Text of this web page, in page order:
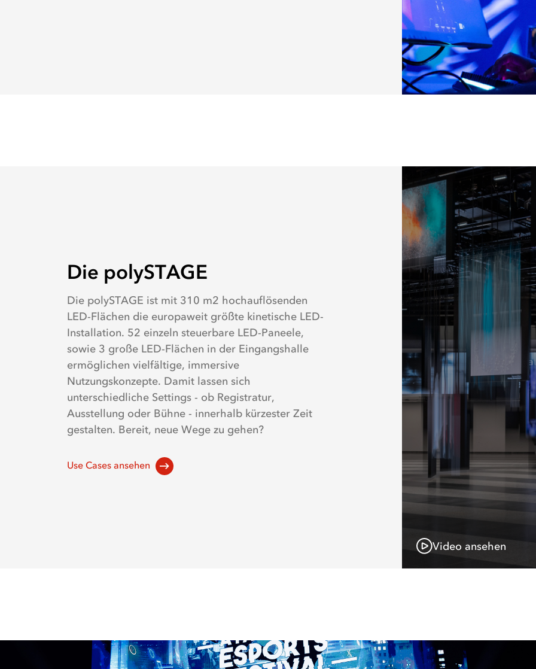
Die polySTAGE
Die polySTAGE ist mit 310 m2 hochauflösenden
LED-Flächen die europaweit größte kinetische LED-
Installation. 52 einzeln steuerbare LED-Paneele,
sowie 3 große LED-Flächen in der Eingangshalle
ermöglichen vielfältige, immersive
Nutzungskonzepte. Damit lassen sich
unterschiedliche Settings - ob Registratur,
Ausstellung oder Bühne - innerhalb kürzester Zeit
gestalten. Bereit, neue Wege zu gehen?
Use Cases ansehen
Video ansehen